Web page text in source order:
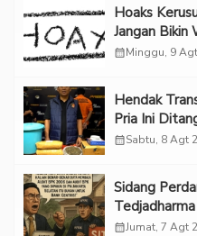
Hoaks
Jangan Bikin
calendar_monthMinggu, 9
Hendak
Pria Ini
calendar_monthSabtu, 8 Agt
Sidang
PUPN
calendar_monthJumat, 7 Agt